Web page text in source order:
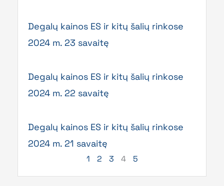
Degalų kainos ES ir kitų šalių rinkose
2024 m. 23 savaitę
Degalų kainos ES ir kitų šalių rinkose
2024 m. 22 savaitę
Degalų kainos ES ir kitų šalių rinkose
2024 m. 21 savaitę
1 2 3 4 5